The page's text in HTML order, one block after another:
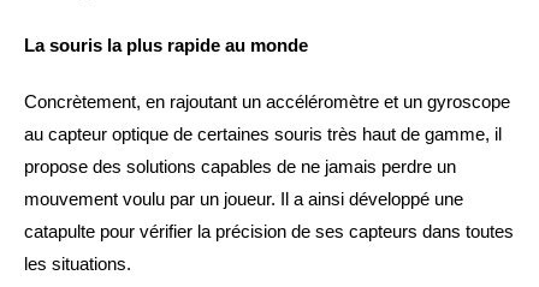
La souris la plus rapide au monde
Concrètement, en rajoutant un accéléromètre et un gyroscope
au capteur optique de certaines souris très haut de gamme, il
propose des solutions capables de ne jamais perdre un
mouvement voulu par un joueur. Il a ainsi développé une
catapulte pour vérifier la précision de ses capteurs dans toutes
les situations.